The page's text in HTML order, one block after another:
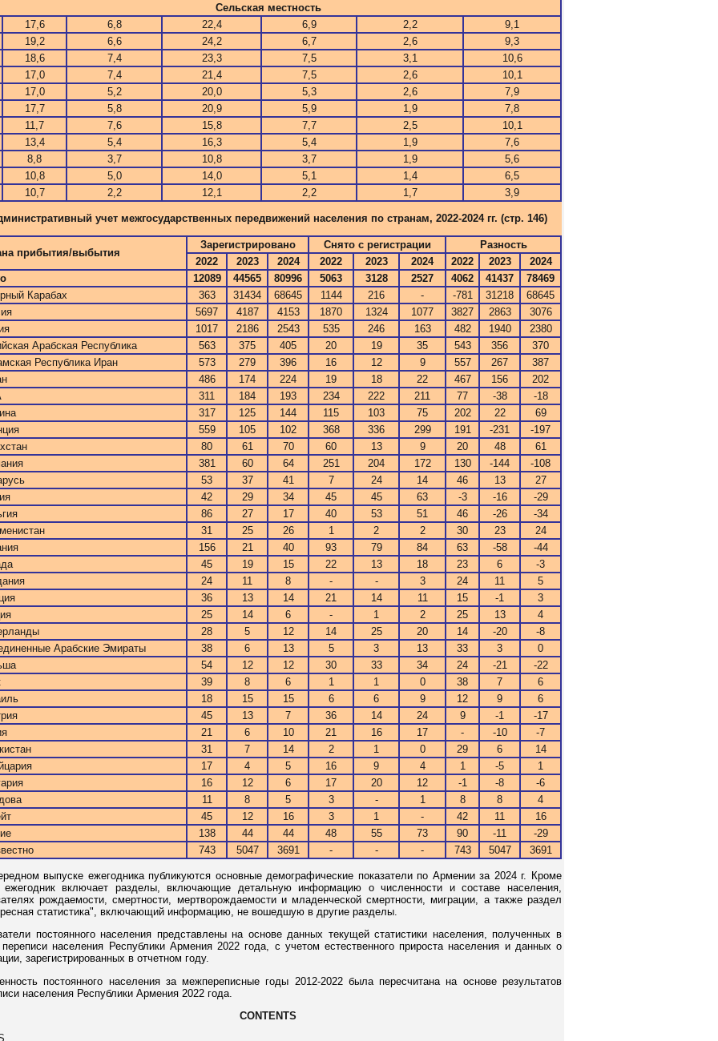
Сельская местность
17,6
6,8 22,4 6,9 2,2
9,1
19,2
6,6 24,2 6,7 2,6
9,3
18,6
7,4 23,3 7,5 3,1
10,6
17,0
7,4 21,4 7,5 2,6
10,1
17,0
5,2 20,0 5,3 2,6
7,9
17,7
5,8 20,9 5,9 1,9
7,8
11,7
7,6 15,8 7,7 2,5
10,1
13,4
5,4 16,3 5,4 1,9
7,6
8,8
3,7 10,8 3,7 1,9
5,6
10,8
5,0 14,0 5,1 1,4
6,5
10,7
2,2 12,1 2,2 1,7 3,9
учет межгосударственных передвижений населения по странам, 2022-2024 гг. (стр. 146)
прибытия/выбытия
Зарегистрировано Снято с регистрации
Разность
2022
2023 2024 2022 2023 2024 2022 2023
2024
12089 44565 80996 5063 3128 2527 4062 41437
78469
Карабах
363 31434 68645 1144 216 - -781 31218
68645
5697 4187 4153 1870 1324 1077 3827 2863
3076
1017 2186 2543 535 246 163 482 1940
2380
Арабская Республика
563 375 405 20 19 35 543 356
370
Республика Иран
573 279 396 16 12 9 557 267
387
486 174 224 19 18 22 467 156
202
311 184 193 234 222 211 77 -38
-18
317 125 144 115 103 75 202 22
69
559 105 102 368 336 299 191 -231
-197
80 61 70 60 13 9 20 48
61
381 60 64 251 204 172 130 -144
-108
53 37 41 7 24 14 46 13
27
42 29 34 45 45 63 -3 -16
-29
86 27 17 40 53 51 46 -26
-34
31 25 26 1 2 2 30 23
24
156 21 40 93 79 84 63 -58
-44
45 19 15 22 13 18 23 6
-3
24 11 8 - - 3 24 11
5
36 13 14 21 14 11 15 -1
3
25 14 6 - 1 2 25 13
4
28 5 12 14 25 20 14 -20
-8
Арабские Эмираты
38 6 13 5 3 13 33 3
0
54 12 12 30 33 34 24 -21
-22
39 8 6 1 1 0 38 7
6
18 15 15 6 6 9 12 9
6
45 13 7 36 14 24 9 -1
-17
21 6 10 21 16 17 - -10
-7
31 7 14 2 1 0 29 6
14
17 4 5 16 9 4 1 -5
1
16 12 6 17 20 12 -1 -8
-6
11 8 5 3 - 1 8 8
4
45 12 16 3 1 - 42 11
16
138 44 44 48 55 73 90 -11
-29
743 5047 3691 - - - 743 5047 3691
выпуске ежегодника публикуются основные демографические показатели по Армении за 2024 г. Кроме
ежегодник включает разделы, включающие детальную информацию о численности и составе населения,
рождаемости, смертности, мертворождаемости и младенческой смертности, миграции, а также раздел
статистика", включающий информацию, не вошедшую в другие разделы.
постоянного населения представлены на основе данных текущей статистики населения, полученных в
населения Республики Армения 2022 года, с учетом естественного прироста населения и данных о
зарегистрированных в отчетном году.
постоянного населения за межпереписные годы 2012-2022 была пересчитана на основе результатов
населения Республики Армения 2022 года.
CONTENTS